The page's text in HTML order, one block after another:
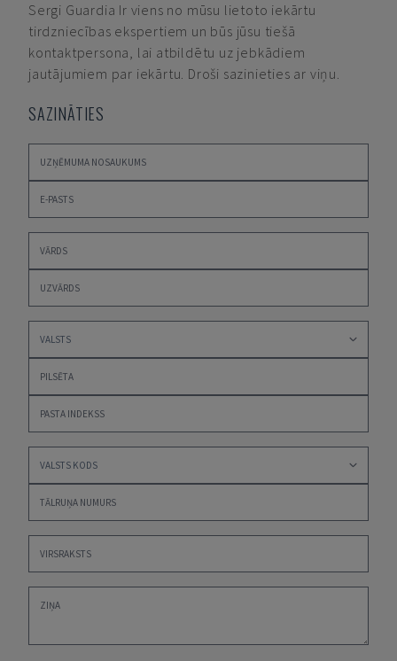
Sergi Guardia Ir viens no mūsu lietoto iekārtu
tirdzniecības ekspertiem un būs jūsu tiešā
kontaktpersona, lai atbildētu uz jebkādiem
jautājumiem par iekārtu. Droši sazinieties ar viņu.
SAZINĀTIES